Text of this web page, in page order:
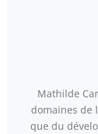
Mathilde
domaines de
que du